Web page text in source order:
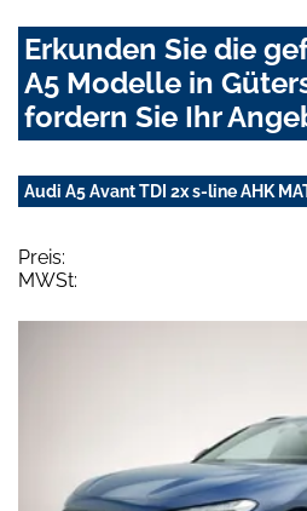
Erkunden Sie die
A5 Modelle in
fordern Sie Ihr
Audi A5 Avant TDI 2x s-line AHK
Preis:
MWSt: